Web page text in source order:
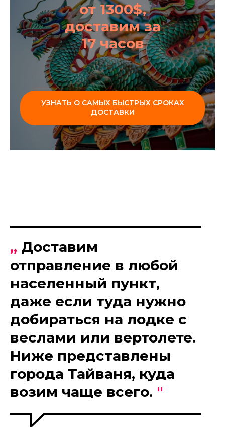
от 1300$,
доставим за
17 часов
УЗНАТЬ О САМЫХ БЫСТРЫХ СРОКАХ
ДОСТАВКИ
„ Доставим
отправление в любой
населенный пункт,
даже если туда нужно
добираться на лодке с
веслами или вертолете.
Ниже представлены
города Тайваня, куда
возим чаще всего. "